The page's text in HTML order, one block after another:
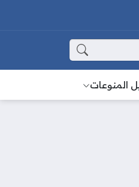
المنوعات